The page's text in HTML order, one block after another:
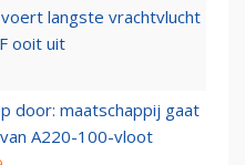
langste vrachtvlucht
ooit uit
door: maatschappij gaat
A220-100-vloot